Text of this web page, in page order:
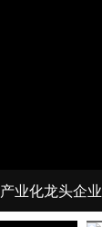
业化龙头企业